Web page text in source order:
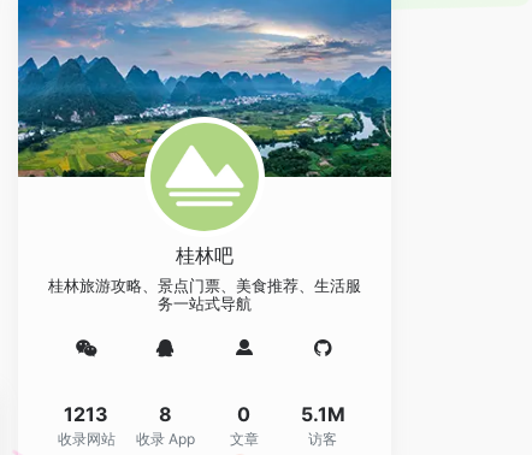
桂林吧
桂林旅游攻略、景点门票、美食推荐、生活服
务一站式导航
1213
收录网站
8
收录 App
0
文章
5.1M
访客